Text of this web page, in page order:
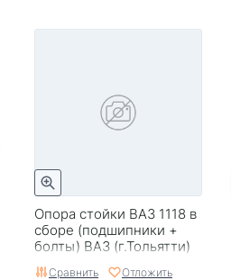
Опора стойки ВАЗ 1118 в
сборе (подшипники +
болты) ВАЗ (г.Тольятти)
Сравнить Отложить